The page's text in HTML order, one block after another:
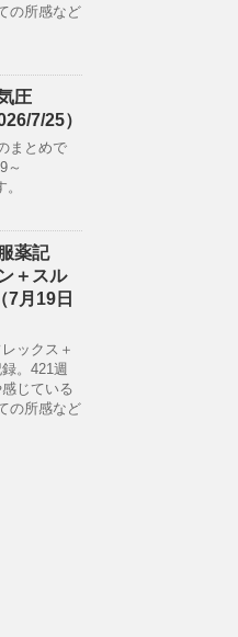
の所感など
圧
7/25）
まとめで
～
薬記
＋スル
7月19日
ックス＋
。421週
じている
の所感など